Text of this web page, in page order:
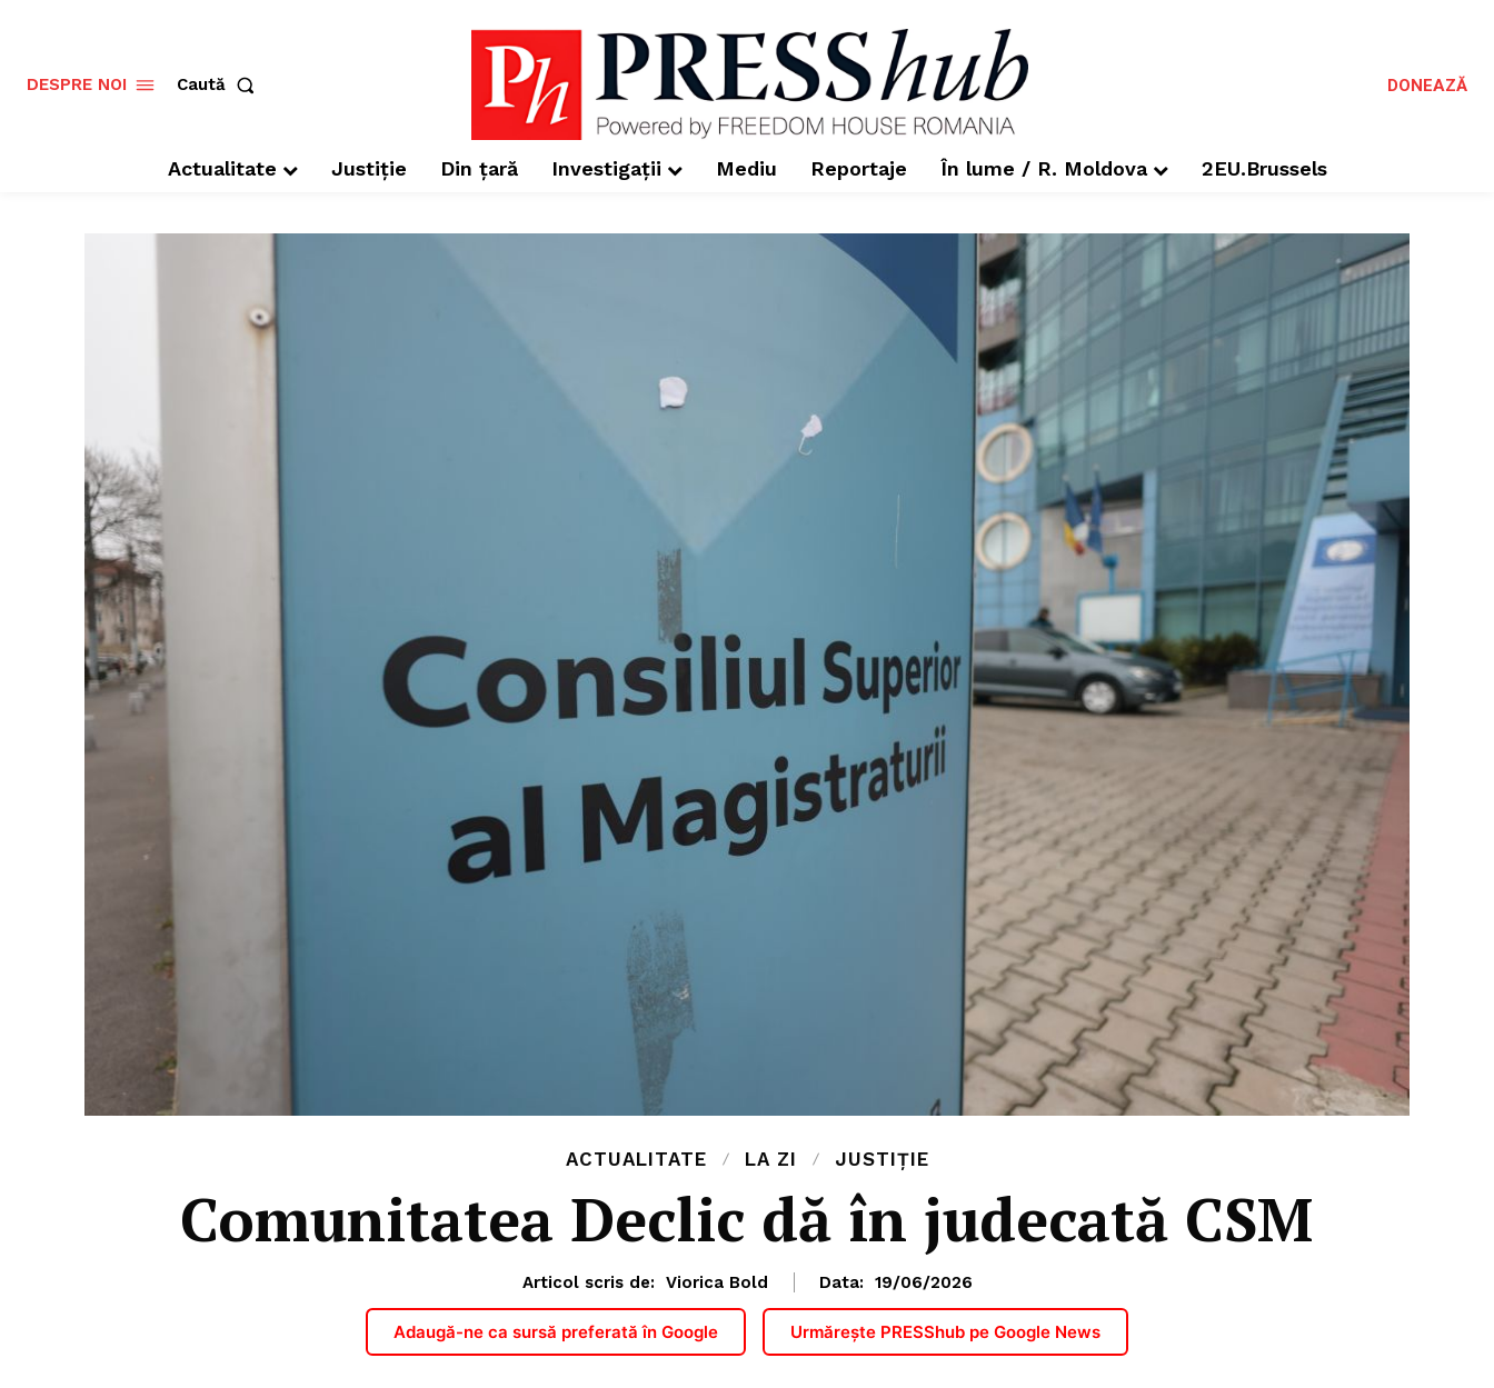
DESPRE NOI Caută DONEAZĂ
Actualitate Justiție Din țară Investigații Mediu Reportaje În lume / R. Moldova 2EU.Brussels
ACTUALITATE LA ZI JUSTIȚIE
Comunitatea Declic dă în judecată CSM
Articol scris de: Viorica Bold Data: 19/06/2026
Adaugă-ne ca sursă preferată în Google Urmărește PRESShub pe Google News